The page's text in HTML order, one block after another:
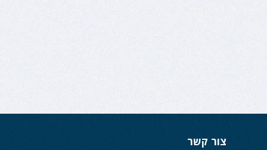
צור קשר